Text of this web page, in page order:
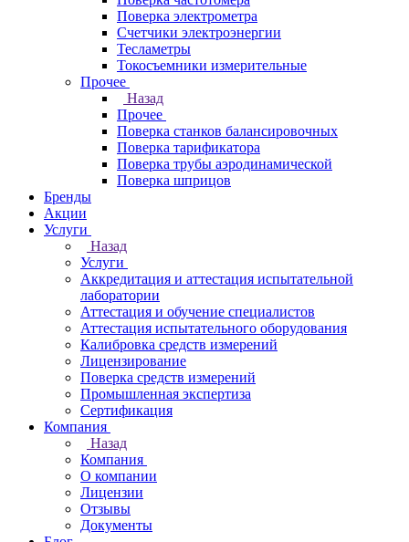
Поверка электрометра
Счетчики электроэнергии
Тесламетры
Токосъемники измерительные
Прочее
Назад
Прочее
Поверка станков балансировочных
Поверка тарификатора
Поверка трубы аэродинамической
Поверка шприцов
Бренды
Акции
Услуги
Назад
Услуги
Аккредитация и аттестация испытательной
лаборатории
Аттестация и обучение специалистов
Аттестация испытательного оборудования
Калибровка средств измерений
Лицензирование
Поверка средств измерений
Промышленная экспертиза
Сертификация
Компания
Назад
Компания
О компании
Лицензии
Отзывы
Документы